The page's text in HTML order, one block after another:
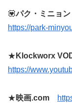
💟パク・ミニョ
https://park-
★ Klockworx
https://
★映画.com